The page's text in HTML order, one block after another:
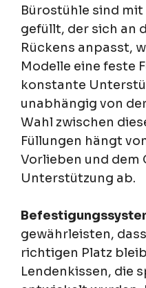
Bürostühle sind
gefüllt, der sich an
Rückens anpasst,
Modelle eine feste
konstante
unabhängig von
Wahl zwischen
Füllungen hängt
Vorlieben und dem
Unterstützung ab.
gewährleisten,
richtigen Platz
Lendenkissen, die